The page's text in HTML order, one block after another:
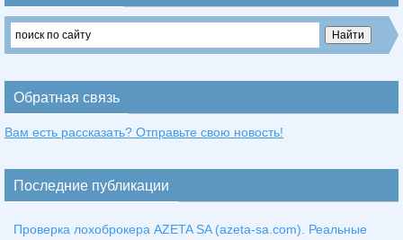
Обратная связь
Вам есть рассказать? Отправьте свою новость!
Последние публикации
Проверка лохоброкера AZETA SA (azeta-sa.com). Реальные